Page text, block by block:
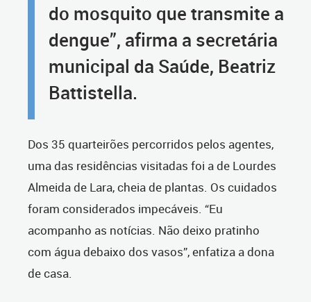
do mosquito que transmite a
dengue”, afirma a secretária
municipal da Saúde, Beatriz
Battistella.
Dos 35 quarteirões percorridos pelos agentes,
uma das residências visitadas foi a de Lourdes
Almeida de Lara, cheia de plantas. Os cuidados
foram considerados impecáveis. “Eu
acompanho as notícias. Não deixo pratinho
com água debaixo dos vasos”, enfatiza a dona
de casa.